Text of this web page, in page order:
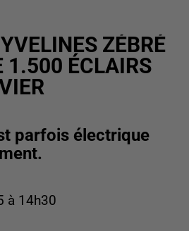
ZÉBRÉ
1.500 ÉCLAIRS
parfois électrique
à 14h30